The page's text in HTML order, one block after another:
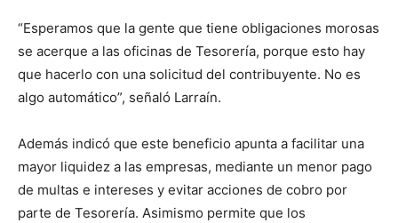
“Esperamos que la gente que tiene obligaciones morosas
se acerque a las oficinas de Tesorería, porque esto hay
que hacerlo con una solicitud del contribuyente. No es
algo automático”, señaló Larraín.
Además indicó que este beneficio apunta a facilitar una
mayor liquidez a las empresas, mediante un menor pago
de multas e intereses y evitar acciones de cobro por
parte de Tesorería. Asimismo permite que los